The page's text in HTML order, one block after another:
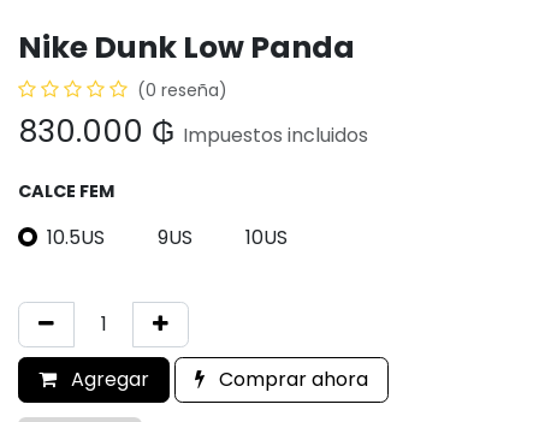
Nike Dunk Low Panda
(0 reseña)
830.000 ₲ Impuestos incluidos
CALCE FEM
10.5US 9US 10US
Agregar Comprar ahora